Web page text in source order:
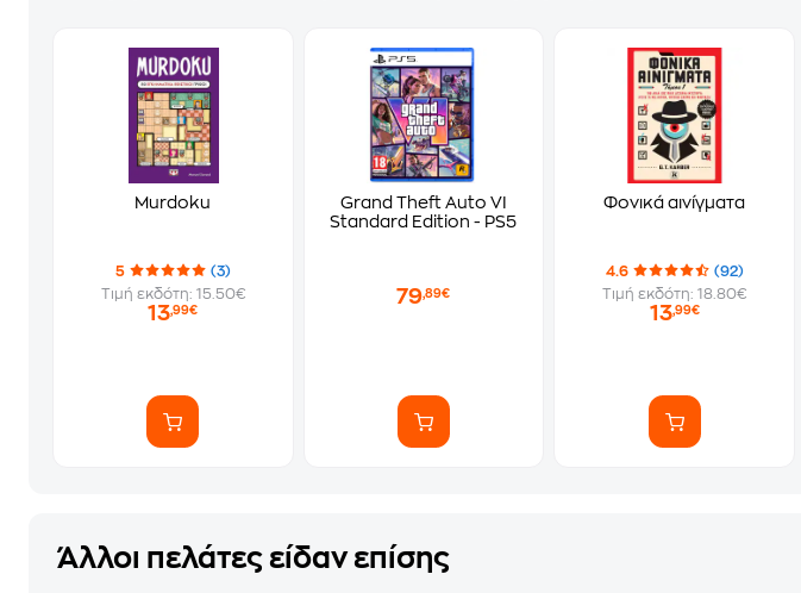
Murdoku
5
(3)
Τιμή εκδότη: 15.50€
13,99€
Grand Theft Auto VI
Standard Edition - PS5
79,89€
Φονικά αινίγματα
4.6
(92)
Τιμή εκδότη: 18.80€
13,99€
Άλλοι πελάτες είδαν επίσης